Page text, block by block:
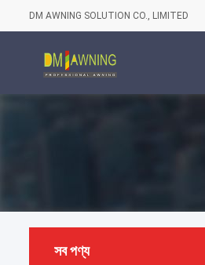
DM AWNING SOLUTION CO., LIMITED
সব পণ্য